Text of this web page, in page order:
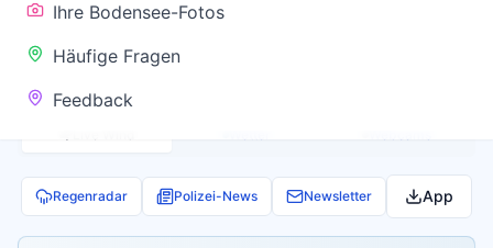
Ihre Bodensee-Fotos
Häufige Fragen
Feedback
Regenradar Polizei-News Newsletter App